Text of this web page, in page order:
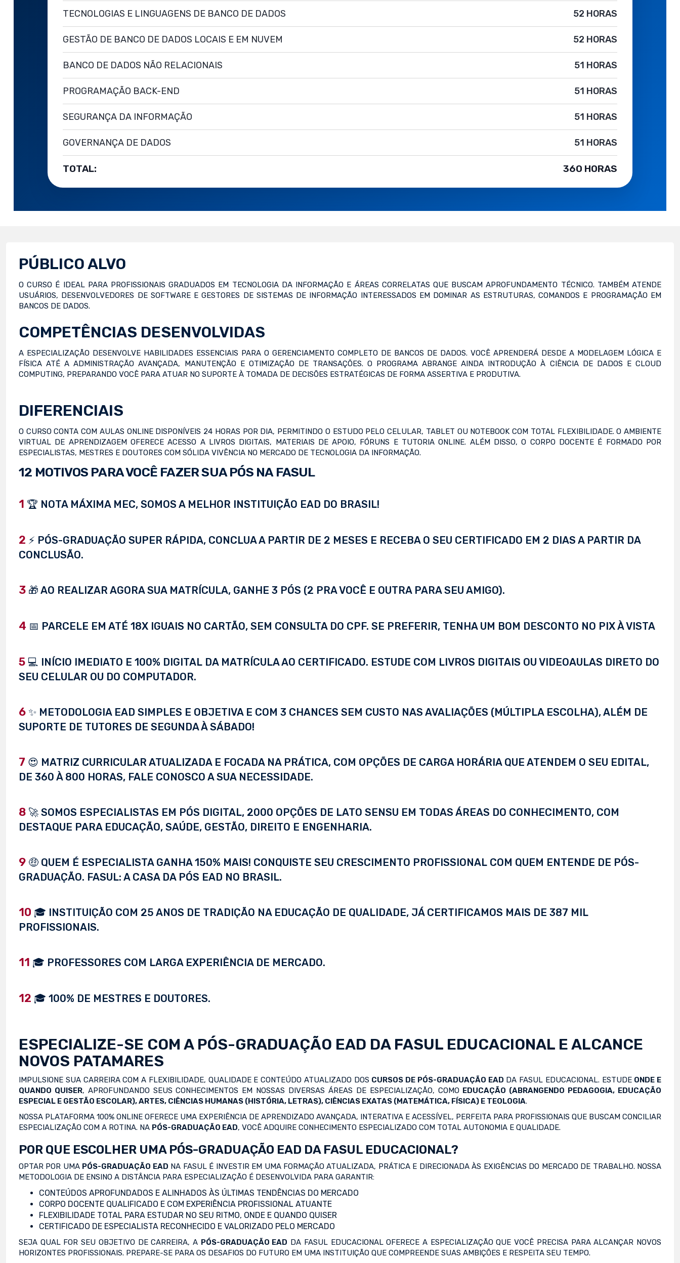
TECNOLOGIAS E LINGUAGENS DE BANCO DE DADOS 52 HORAS
GESTÃO DE BANCO DE DADOS LOCAIS E EM NUVEM 52 HORAS
BANCO DE DADOS NÃO RELACIONAIS 51 HORAS
PROGRAMAÇÃO BACK-END 51 HORAS
SEGURANÇA DA INFORMAÇÃO 51 HORAS
GOVERNANÇA DE DADOS 51 HORAS
TOTAL: 360 HORAS
PÚBLICO ALVO
O CURSO É IDEAL PARA PROFISSIONAIS GRADUADOS EM TECNOLOGIA DA INFORMAÇÃO E ÁREAS CORRELATAS QUE BUSCAM APROFUNDAMENTO TÉCNICO. TAMBÉM ATENDE
USUÁRIOS, DESENVOLVEDORES DE SOFTWARE E GESTORES DE SISTEMAS DE INFORMAÇÃO INTERESSADOS EM DOMINAR AS ESTRUTURAS, COMANDOS E PROGRAMAÇÃO EM
BANCOS DE DADOS.
COMPETÊNCIAS DESENVOLVIDAS
A ESPECIALIZAÇÃO DESENVOLVE HABILIDADES ESSENCIAIS PARA O GERENCIAMENTO COMPLETO DE BANCOS DE DADOS. VOCÊ APRENDERÁ DESDE A MODELAGEM LÓGICA E
FÍSICA ATÉ A ADMINISTRAÇÃO AVANÇADA, MANUTENÇÃO E OTIMIZAÇÃO DE TRANSAÇÕES. O PROGRAMA ABRANGE AINDA INTRODUÇÃO À CIÊNCIA DE DADOS E CLOUD
COMPUTING, PREPARANDO VOCÊ PARA ATUAR NO SUPORTE À TOMADA DE DECISÕES ESTRATÉGICAS DE FORMA ASSERTIVA E PRODUTIVA.
DIFERENCIAIS
O CURSO CONTA COM AULAS ONLINE DISPONÍVEIS 24 HORAS POR DIA, PERMITINDO O ESTUDO PELO CELULAR, TABLET OU NOTEBOOK COM TOTAL FLEXIBILIDADE. O AMBIENTE
VIRTUAL DE APRENDIZAGEM OFERECE ACESSO A LIVROS DIGITAIS, MATERIAIS DE APOIO, FÓRUNS E TUTORIA ONLINE. ALÉM DISSO, O CORPO DOCENTE É FORMADO POR
ESPECIALISTAS, MESTRES E DOUTORES COM SÓLIDA VIVÊNCIA NO MERCADO DE TECNOLOGIA DA INFORMAÇÃO.
12 MOTIVOS PARA VOCÊ FAZER SUA PÓS NA FASUL
1 🏆 NOTA MÁXIMA MEC, SOMOS A MELHOR INSTITUIÇÃO EAD DO BRASIL!
2 ⚡ PÓS-GRADUAÇÃO SUPER RÁPIDA, CONCLUA A PARTIR DE 2 MESES E RECEBA O SEU CERTIFICADO EM 2 DIAS A PARTIR DA
CONCLUSÃO.
3 🎁 AO REALIZAR AGORA SUA MATRÍCULA, GANHE 3 PÓS (2 PRA VOCÊ E OUTRA PARA SEU AMIGO).
4 📅 PARCELE EM ATÉ 18X IGUAIS NO CARTÃO, SEM CONSULTA DO CPF. SE PREFERIR, TENHA UM BOM DESCONTO NO PIX À VISTA
5 💻 INÍCIO IMEDIATO E 100% DIGITAL DA MATRÍCULA AO CERTIFICADO. ESTUDE COM LIVROS DIGITAIS OU VIDEOAULAS DIRETO DO
SEU CELULAR OU DO COMPUTADOR.
6 ✨ METODOLOGIA EAD SIMPLES E OBJETIVA E COM 3 CHANCES SEM CUSTO NAS AVALIAÇÕES (MÚLTIPLA ESCOLHA), ALÉM DE
SUPORTE DE TUTORES DE SEGUNDA À SÁBADO!
7 😍 MATRIZ CURRICULAR ATUALIZADA E FOCADA NA PRÁTICA, COM OPÇÕES DE CARGA HORÁRIA QUE ATENDEM O SEU EDITAL,
DE 360 À 800 HORAS, FALE CONOSCO A SUA NECESSIDADE.
8 🚀 SOMOS ESPECIALISTAS EM PÓS DIGITAL, 2000 OPÇÕES DE LATO SENSU EM TODAS ÁREAS DO CONHECIMENTO, COM
DESTAQUE PARA EDUCAÇÃO, SAÚDE, GESTÃO, DIREITO E ENGENHARIA.
9 🤑 QUEM É ESPECIALISTA GANHA 150% MAIS! CONQUISTE SEU CRESCIMENTO PROFISSIONAL COM QUEM ENTENDE DE PÓS-
GRADUAÇÃO. FASUL: A CASA DA PÓS EAD NO BRASIL.
10 🎓 INSTITUIÇÃO COM 25 ANOS DE TRADIÇÃO NA EDUCAÇÃO DE QUALIDADE, JÁ CERTIFICAMOS MAIS DE 387 MIL
PROFISSIONAIS.
11 🎓 PROFESSORES COM LARGA EXPERIÊNCIA DE MERCADO.
12 🎓 100% DE MESTRES E DOUTORES.
ESPECIALIZE-SE COM A PÓS-GRADUAÇÃO EAD DA FASUL EDUCACIONAL E ALCANCE
NOVOS PATAMARES
IMPULSIONE SUA CARREIRA COM A FLEXIBILIDADE, QUALIDADE E CONTEÚDO ATUALIZADO DOS CURSOS DE PÓS-GRADUAÇÃO EAD DA FASUL EDUCACIONAL. ESTUDE ONDE E
QUANDO QUISER, APROFUNDANDO SEUS CONHECIMENTOS EM NOSSAS DIVERSAS ÁREAS DE ESPECIALIZAÇÃO, COMO EDUCAÇÃO (ABRANGENDO PEDAGOGIA, EDUCAÇÃO
ESPECIAL E GESTÃO ESCOLAR), ARTES, CIÊNCIAS HUMANAS (HISTÓRIA, LETRAS), CIÊNCIAS EXATAS (MATEMÁTICA, FÍSICA) E TEOLOGIA.
NOSSA PLATAFORMA 100% ONLINE OFERECE UMA EXPERIÊNCIA DE APRENDIZADO AVANÇADA, INTERATIVA E ACESSÍVEL, PERFEITA PARA PROFISSIONAIS QUE BUSCAM CONCILIAR
ESPECIALIZAÇÃO COM A ROTINA. NA PÓS-GRADUAÇÃO EAD, VOCÊ ADQUIRE CONHECIMENTO ESPECIALIZADO COM TOTAL AUTONOMIA E QUALIDADE.
POR QUE ESCOLHER UMA PÓS-GRADUAÇÃO EAD DA FASUL EDUCACIONAL?
OPTAR POR UMA PÓS-GRADUAÇÃO EAD NA FASUL É INVESTIR EM UMA FORMAÇÃO ATUALIZADA, PRÁTICA E DIRECIONADA ÀS EXIGÊNCIAS DO MERCADO DE TRABALHO. NOSSA
METODOLOGIA DE ENSINO A DISTÂNCIA PARA ESPECIALIZAÇÃO É DESENVOLVIDA PARA GARANTIR:
CONTEÚDOS APROFUNDADOS E ALINHADOS ÀS ÚLTIMAS TENDÊNCIAS DO MERCADO
CORPO DOCENTE QUALIFICADO E COM EXPERIÊNCIA PROFISSIONAL ATUANTE
FLEXIBILIDADE TOTAL PARA ESTUDAR NO SEU RITMO, ONDE E QUANDO QUISER
CERTIFICADO DE ESPECIALISTA RECONHECIDO E VALORIZADO PELO MERCADO
SEJA QUAL FOR SEU OBJETIVO DE CARREIRA, A PÓS-GRADUAÇÃO EAD DA FASUL EDUCACIONAL OFERECE A ESPECIALIZAÇÃO QUE VOCÊ PRECISA PARA ALCANÇAR NOVOS
HORIZONTES PROFISSIONAIS. PREPARE-SE PARA OS DESAFIOS DO FUTURO EM UMA INSTITUIÇÃO QUE COMPREENDE SUAS AMBIÇÕES E RESPEITA SEU TEMPO.